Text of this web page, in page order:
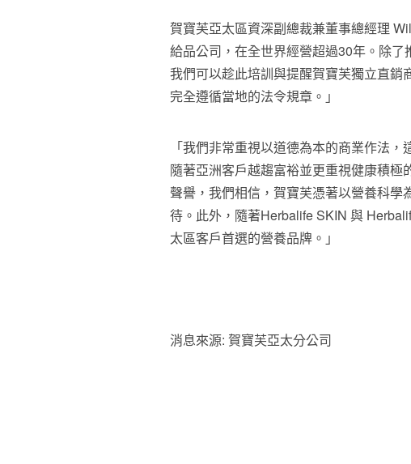
賀寶芙亞太區資深副總裁兼董事總經理
給品公司，在全世界經營超過30年。除
我們可以趁此培訓與提醒賀寶芙獨立直
完全遵循當地的法令規章。」
「我們非常重視以道德為本的商業作法
隨著亞洲客戶越趨富裕並更重視健康積
聲譽，我們相信，賀寶芙憑著以營養科
待。此外，隨著Herbalife SKIN 與
太區客戶首選的營養品牌。」
消息來源: 賀寶芙亞太分公司